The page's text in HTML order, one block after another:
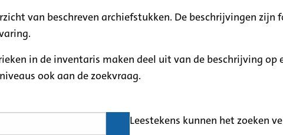
van beschreven archiefstukken. De beschrijvingen zijn
in de inventaris maken deel uit van de beschrijving op
ook aan de zoekvraag.
Leestekens kunnen het zoeken